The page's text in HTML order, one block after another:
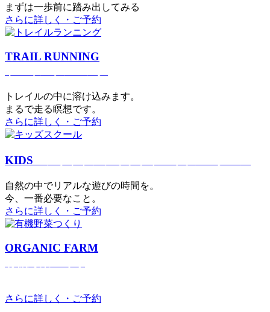
まずは一歩前に踏み出してみる
さらに詳しく・ご予約
TRAIL RUNNING
トレイルの中に溶け込みます。
まるで⾛る瞑想です。
さらに詳しく・ご予約
KIDS
⾃然の中でリアルな遊びの時間を。
今、⼀番必要なこと。
さらに詳しく・ご予約
ORGANIC FARM
さらに詳しく・ご予約